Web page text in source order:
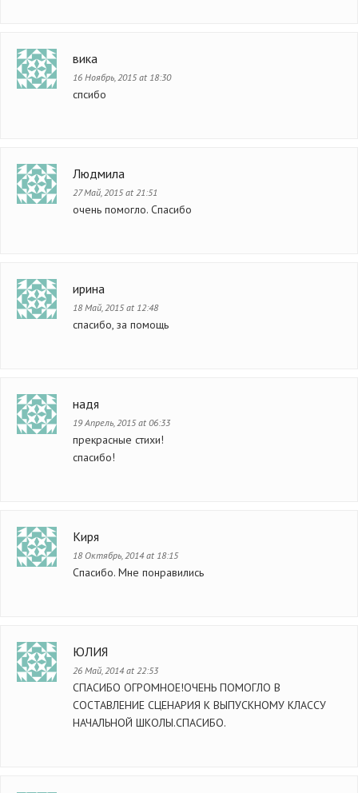
вика
16 Ноябрь, 2015 at 18:30
спсибо
Людмила
27 Май, 2015 at 21:51
очень помогло. Спасибо
ирина
18 Май, 2015 at 12:48
спасибо, за помощь
надя
19 Апрель, 2015 at 06:33
прекрасные стихи!
спасибо!
Киря
18 Октябрь, 2014 at 18:15
Спасибо. Мне понравились
ЮЛИЯ
26 Май, 2014 at 22:53
СПАСИБО ОГРОМНОЕ!ОЧЕНЬ ПОМОГЛО В
СОСТАВЛЕНИЕ СЦЕНАРИЯ К ВЫПУСКНОМУ КЛАССУ
НАЧАЛЬНОЙ ШКОЛЫ.СПАСИБО.